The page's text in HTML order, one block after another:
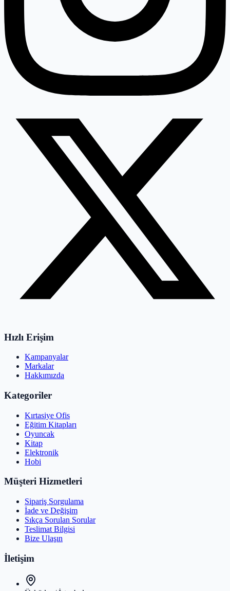
Hızlı Erişim
Kampanyalar
Markalar
Hakkımızda
Kategoriler
Kırtasiye Ofis
Eğitim Kitapları
Oyuncak
Kitap
Elektronik
Hobi
Müşteri Hizmetleri
Sipariş Sorgulama
İade ve Değişim
Sıkça Sorulan Sorular
Teslimat Bilgisi
Bize Ulaşın
İletişim